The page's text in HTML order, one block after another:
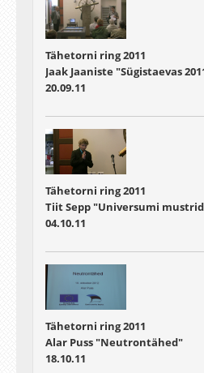
Tähetorni ring 2011
Jaak Jaaniste "Sügistaevas
20.09.11
Tähetorni ring 2011
Tiit Sepp "Universumi
04.10.11
Tähetorni ring 2011
Alar Puss "Neutrontähed"
18.10.11